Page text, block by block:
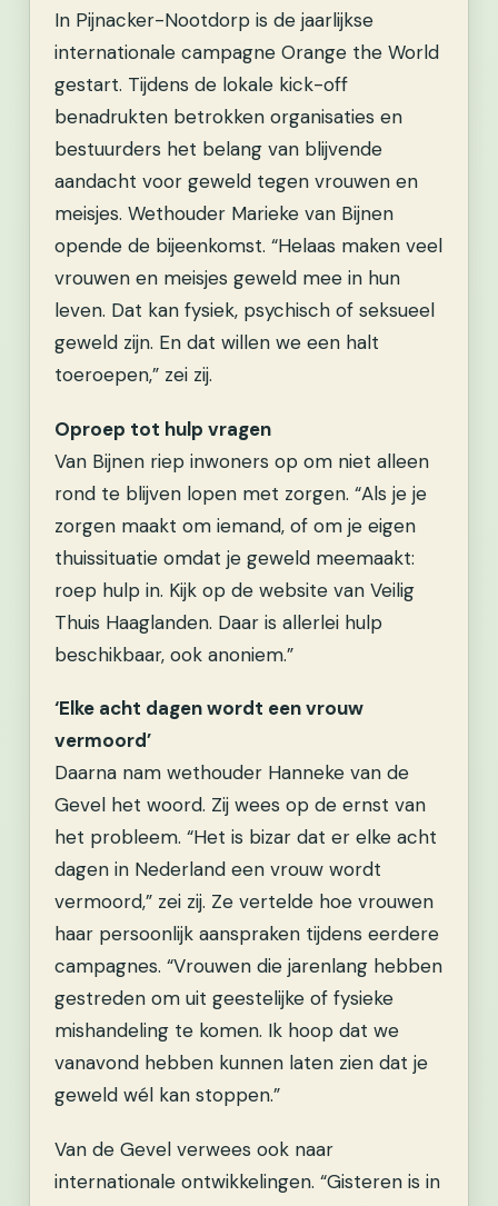
In Pijnacker-Nootdorp is de jaarlijkse
internationale campagne Orange the World
gestart. Tijdens de lokale kick-off
benadrukten betrokken organisaties en
bestuurders het belang van blijvende
aandacht voor geweld tegen vrouwen en
meisjes. Wethouder Marieke van Bijnen
opende de bijeenkomst. “Helaas maken veel
vrouwen en meisjes geweld mee in hun
leven. Dat kan fysiek, psychisch of seksueel
geweld zijn. En dat willen we een halt
toeroepen,” zei zij.
Oproep tot hulp vragen
Van Bijnen riep inwoners op om niet alleen
rond te blijven lopen met zorgen. “Als je je
zorgen maakt om iemand, of om je eigen
thuissituatie omdat je geweld meemaakt:
roep hulp in. Kijk op de website van Veilig
Thuis Haaglanden. Daar is allerlei hulp
beschikbaar, ook anoniem.”
‘Elke acht dagen wordt een vrouw
vermoord’
Daarna nam wethouder Hanneke van de
Gevel het woord. Zij wees op de ernst van
het probleem. “Het is bizar dat er elke acht
dagen in Nederland een vrouw wordt
vermoord,” zei zij. Ze vertelde hoe vrouwen
haar persoonlijk aanspraken tijdens eerdere
campagnes. “Vrouwen die jarenlang hebben
gestreden om uit geestelijke of fysieke
mishandeling te komen. Ik hoop dat we
vanavond hebben kunnen laten zien dat je
geweld wél kan stoppen.”
Van de Gevel verwees ook naar
internationale ontwikkelingen. “Gisteren is in